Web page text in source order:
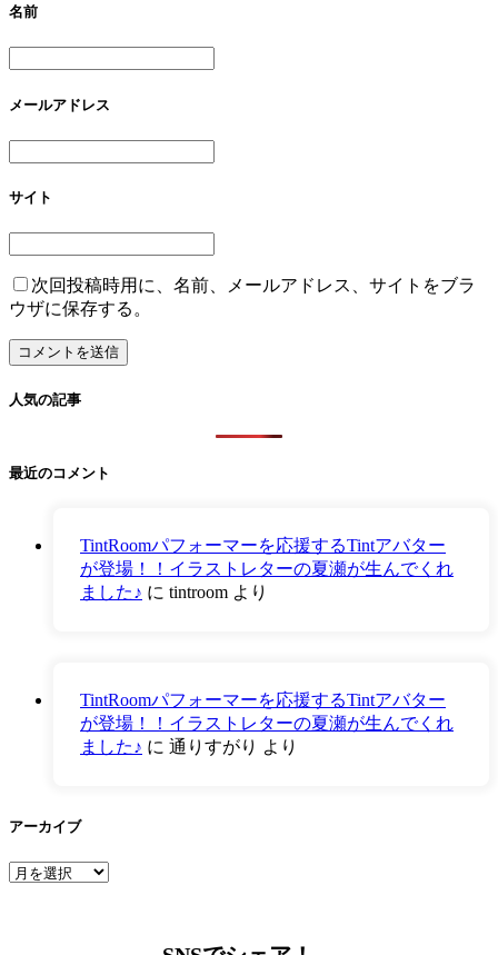
名前
メールアドレス
サイト
次回投稿時用に、名前、メールアドレス、サイトをブラ
ウザに保存する。
人気の記事
最近のコメント
TintRoomパフォーマーを応援するTintアバター
が登場！！イラストレターの夏瀬が生んでくれ
ました♪ に tintroom より
TintRoomパフォーマーを応援するTintアバター
が登場！！イラストレターの夏瀬が生んでくれ
ました♪ に 通りすがり より
アーカイブ
ア